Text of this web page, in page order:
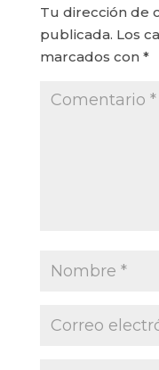
Tu dirección de
publicada. Los
marcados con *